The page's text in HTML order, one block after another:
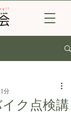
ク点検講
分